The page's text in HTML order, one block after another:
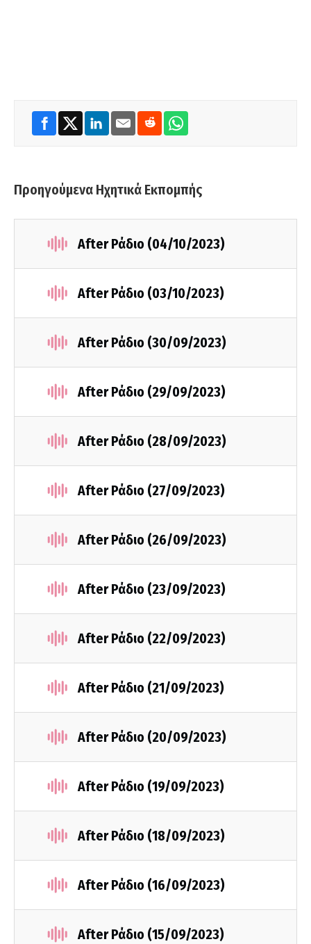
Προηγούμενα Ηχητικά Εκπομπής
After Ράδιο (04/10/2023)
After Ράδιο (03/10/2023)
After Ράδιο (30/09/2023)
After Ράδιο (29/09/2023)
After Ράδιο (28/09/2023)
After Ράδιο (27/09/2023)
After Ράδιο (26/09/2023)
After Ράδιο (23/09/2023)
After Ράδιο (22/09/2023)
After Ράδιο (21/09/2023)
After Ράδιο (20/09/2023)
After Ράδιο (19/09/2023)
After Ράδιο (18/09/2023)
After Ράδιο (16/09/2023)
After Ράδιο (15/09/2023)